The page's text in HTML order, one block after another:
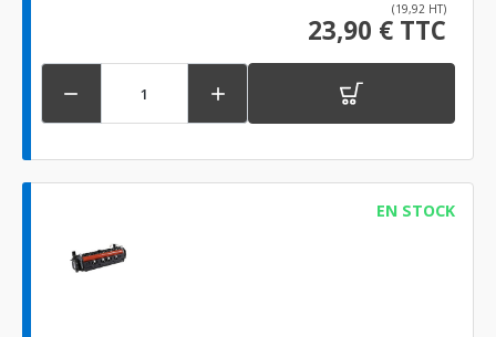
(19,92 HT)
23,90 € TTC
 
EN STOCK